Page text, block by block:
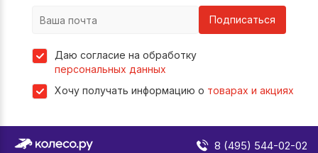
Подписаться
Даю согласие на обработку
персональных данных
Хочу получать информацию о товарах и акциях
8 (495) 544-02-02